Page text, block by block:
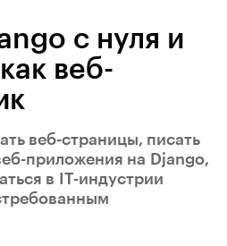
с нуля и
веб-
веб-страницы, писать
приложения на Django,
в IT-индустрии